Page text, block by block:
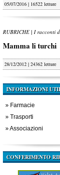
05/07/2016 | 16522 letture
RUBRICHE | I racconti
Mamma li turchi
28/12/2012 | 24362 letture
INFORMAZIONI
» Farmacie
» Trasporti
»Associazioni
CONFERIMENTO